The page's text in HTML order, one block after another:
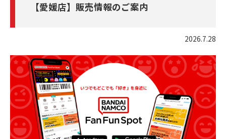
【愛媛店】販売情報のご案内
2026.7.28